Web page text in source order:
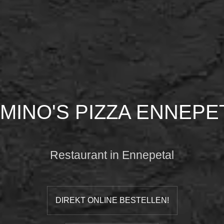
PIZZA
Restaurant in Ennepetal
DIREKT ONLINE BESTELLEN!